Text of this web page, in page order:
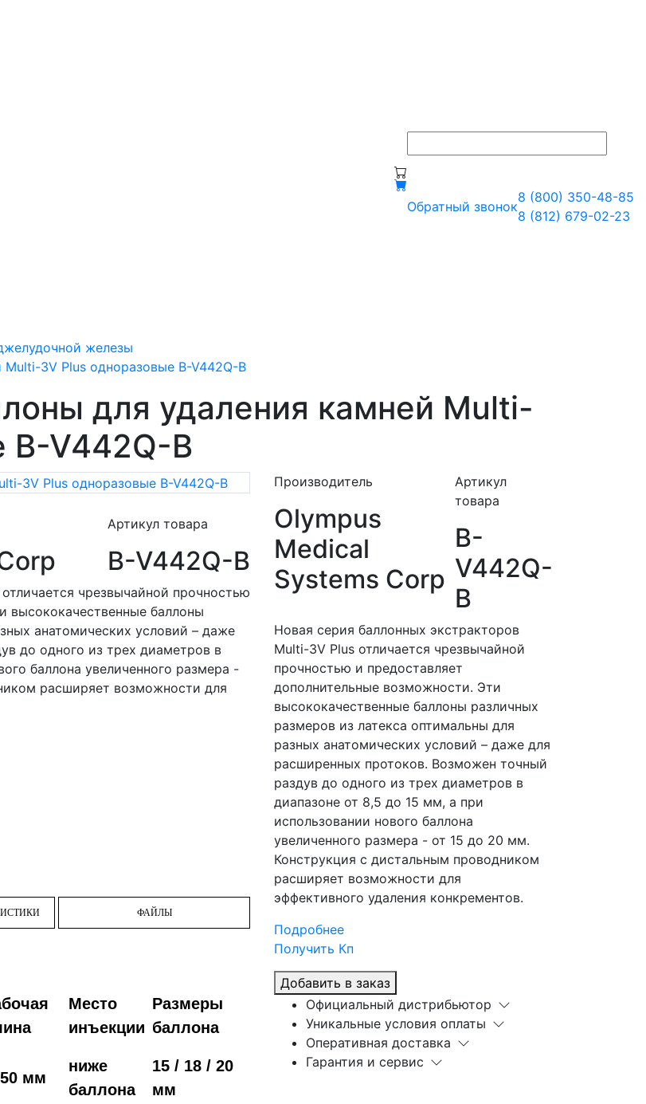
Обратный звонок
8 (800) 350-48-85
8 (812) 679-02-23
железы
3V Plus одноразовые B-V442Q-B
для удаления камней Multi-
B-V442Q-B
Артикул товара
B-V442Q-B
чрезвычайной прочностью
высококачественные баллоны
анатомических условий – даже
до одного из трех диаметров в
баллона увеличенного размера -
расширяет возможности для
ФАЙЛЫ
Место
инъекции
Размеры
баллона
мм
ниже
баллона
15 / 18 / 20
мм
Производитель
Olympus
Medical
Systems Corp
Артикул
товара
B-
V442Q-
B
Новая серия баллонных экстракторов
Multi-3V Plus отличается чрезвычайной
прочностью и предоставляет
дополнительные возможности. Эти
высококачественные баллоны различных
размеров из латекса оптимальны для
разных анатомических условий – даже для
расширенных протоков. Возможен точный
раздув до одного из трех диаметров в
диапазоне от 8,5 до 15 мм, а при
использовании нового баллона
увеличенного размера - от 15 до 20 мм.
Конструкция с дистальным проводником
расширяет возможности для
эффективного удаления конкрементов.
Подробнее
Получить Кп
Добавить в заказ
Официальный дистрибьютор
Уникальные условия оплаты
Оперативная доставка
Гарантия и сервис